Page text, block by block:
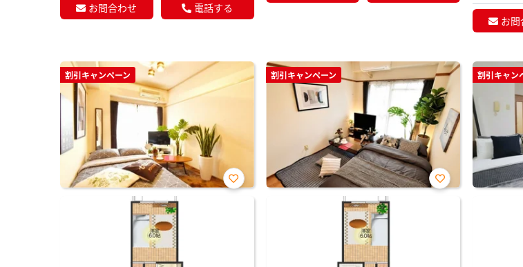
お問合わせ 電話する
お問
割引キャンペーン
お気
割引キャンペーン
お気
割引キャン